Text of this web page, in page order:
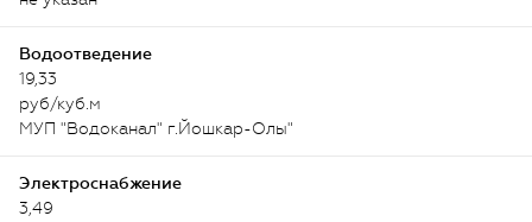
Водоотведение
19,33
руб/куб.м
МУП "Водоканал" г.Йошкар-Олы"
Электроснабжение
3,49